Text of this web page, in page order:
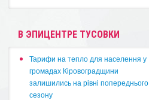
В ЭПИЦЕНТРЕ ТУСОВКИ
​Тарифи на тепло для населення у
громадах Кіровоградщини
залишились на рівні попереднього
сезону